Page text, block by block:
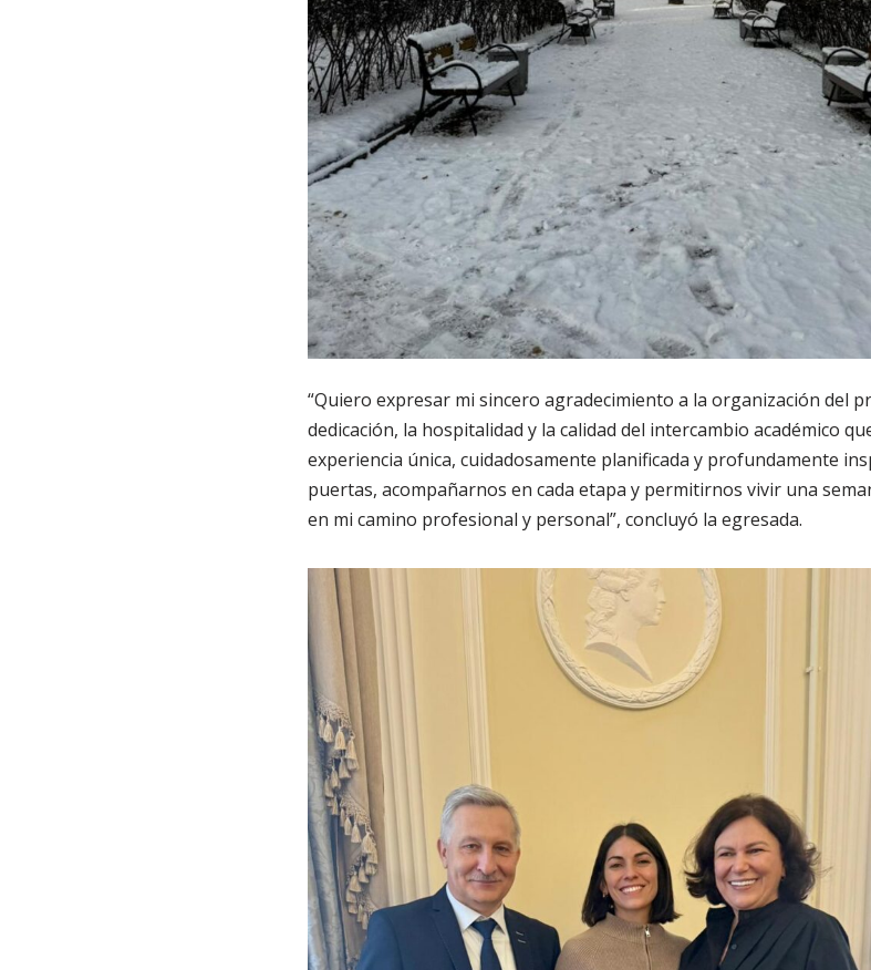
“Quiero expresar mi sincero agradecimiento a la organización del
dedicación, la hospitalidad y la calidad del intercambio académico
experiencia única, cuidadosamente planificada y profundamente
puertas, acompañarnos en cada etapa y permitirnos vivir una
en mi camino profesional y personal”, concluyó la egresada.